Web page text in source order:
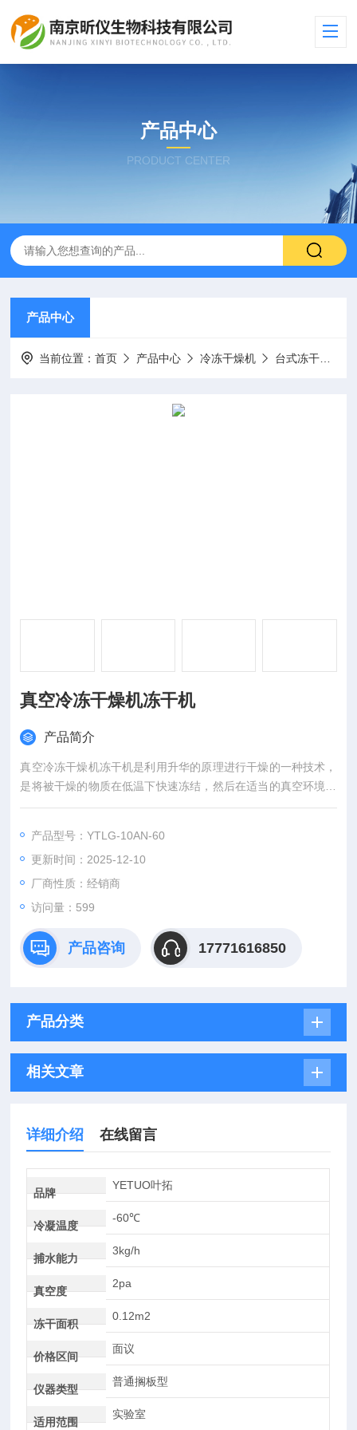
产品中心
PRODUCT CENTER
产品中心
当前位置：首页 产品中心 冷冻干燥机 台式冻干机
真空冷冻干燥机冻干机
产品简介
真空冷冻干燥机冻干机是利用升华的原理进行干燥的一种技术，
是将被干燥的物质在低温下快速冻结，然后在适当的真空环境，
使冻结的水分子直接升华成为水蒸气滋出的过程。物质在干燥前
过程不会因脱水而发生浓缩现象，避免了由水蒸气产生泡沫、氧
化等副作用。冻干制品呈海绵状、无干缩、复水性好、含水份
少，相应包装后可在常温下长时间保存和运输。
产品型号：YTLG-10AN-60
更新时间：2025-12-10
厂商性质：经销商
访问量：599
产品咨询 17771616850
产品分类
相关文章
详细介绍 在线留言
品牌
YETUO叶拓
冷凝温度
-60℃
捕水能力
3kg/h
真空度
2pa
冻干面积
0.12m2
价格区间
面议
仪器类型
普通搁板型
适用范围
实验室